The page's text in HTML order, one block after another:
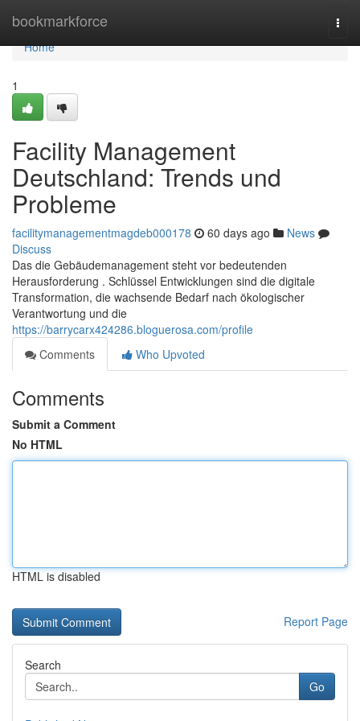
bookmarkforce
Home
Home
1
Facility Management
Deutschland: Trends und
Probleme
facilitymanagementmagdeb000178 60 days ago
News
Discuss
Das die Gebäudemanagement steht vor bedeutenden
Herausforderung . Schlüssel Entwicklungen sind die digitale
Transformation, die wachsende Bedarf nach ökologischer
Verantwortung und die
https://barrycarx424286.bloguerosa.com/profile
Comments
Who Upvoted
Comments
Submit a Comment
No HTML
HTML is disabled
Report Page
Search
Go